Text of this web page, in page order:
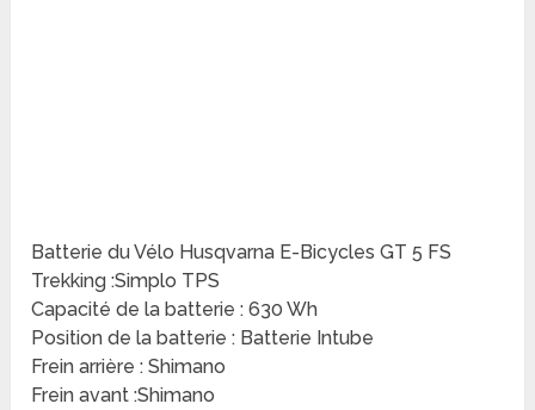
Batterie du Vélo Husqvarna E-Bicycles GT 5 FS
Trekking :Simplo TPS
Capacité de la batterie : 630 Wh
Position de la batterie : Batterie Intube
Frein arrière : Shimano
Frein avant :Shimano